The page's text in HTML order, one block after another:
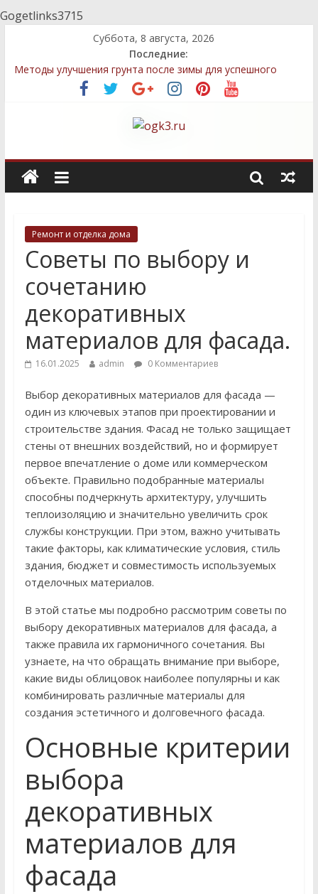
Gogetlinks3715
Суббота, 8 августа, 2026
Последние:
Методы улучшения грунта после зимы для успешного
выращивания овощей
Топ-5 местных семян, которые легко выращивать даже
Декоративные элементы: как выбрать и правильно
Быстрый компост: технологии, которые сэкономят ваше
время
Стратегии посадки деревьев и кустарников для защиты
Ремонт и отделка дома
Советы по выбору и
сочетанию
декоративных
материалов для фасада.
16.01.2025 admin 0 Комментариев
Выбор декоративных материалов для фасада —
один из ключевых этапов при проектировании и
строительстве здания. Фасад не только защищает
стены от внешних воздействий, но и формирует
первое впечатление о доме или коммерческом
объекте. Правильно подобранные материалы
способны подчеркнуть архитектуру, улучшить
теплоизоляцию и значительно увеличить срок
службы конструкции. При этом, важно учитывать
такие факторы, как климатические условия, стиль
здания, бюджет и совместимость используемых
отделочных материалов.
В этой статье мы подробно рассмотрим советы по
выбору декоративных материалов для фасада, а
также правила их гармоничного сочетания. Вы
узнаете, на что обращать внимание при выборе,
какие виды облицовок наиболее популярны и как
комбинировать различные материалы для
создания эстетичного и долговечного фасада.
Основные критерии
выбора
декоративных
материалов для
фасада